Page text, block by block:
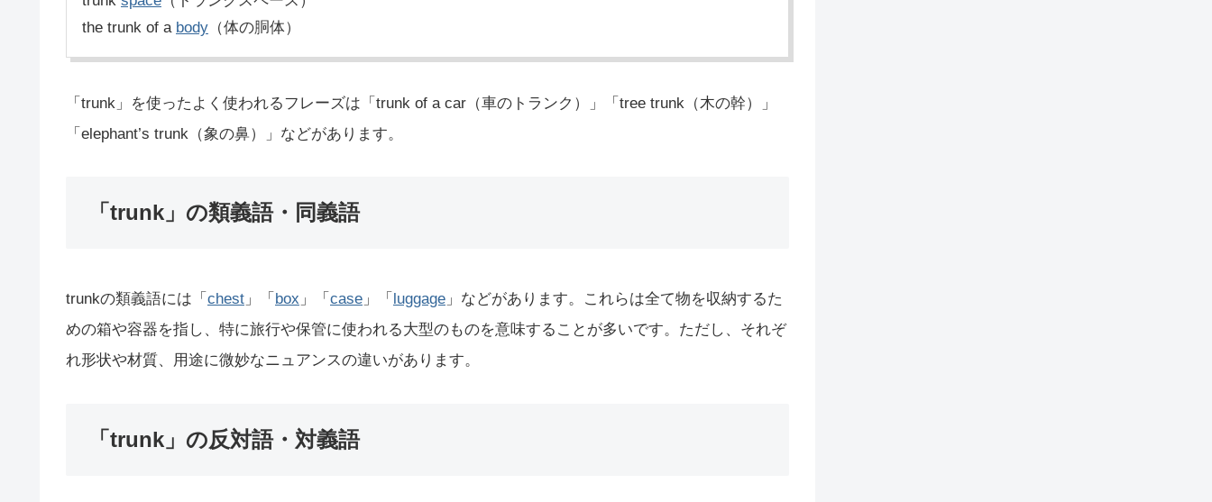
the trunk of a body （体の胴体）
「trunk」を使ったよく使われるフレーズは「trunk of a car（車のトランク）」「tree trunk（木の幹）」
「elephant’s trunk（象の鼻）」などがあります。
「trunk」の類義語・同義語
trunkの類義語には「 chest 」「 box 」「 case 」「 luggage 」などがあります。これらは全て物を収納するた
めの箱や容器を指し、特に旅行や保管に使われる大型のものを意味することが多いです。ただし、それぞ
れ形状や材質、用途に微妙なニュアンスの違いがあります。
「trunk」の反対語・対義語